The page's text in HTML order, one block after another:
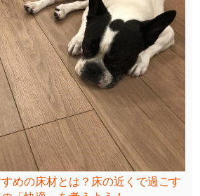
めの床材とは？床の近くで過ごす